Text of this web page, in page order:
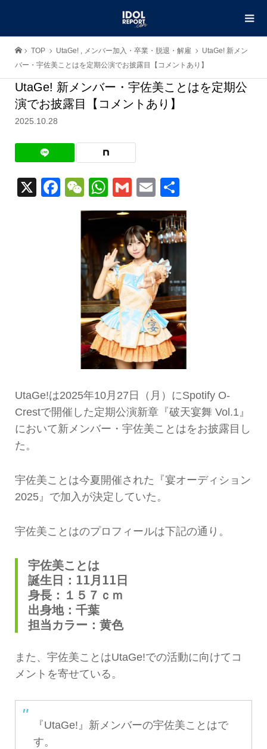
TOP UtaGe! , メンバー加入・卒業・脱退・解雇
UtaGe! 新メン
バー・宇佐美ことはを定期公演でお披露目【コメントあり】
UtaGe! 新メンバー・宇佐美ことはを定期公
演でお披露目【コメントあり】
2025.10.28
X Facebook
WeChat
WhatsApp
GmailEmail
有
UtaGe!は2025年10月27日（月）にSpotify O-
Crestで開催した定期公演新章『破天宴舞 Vol.1』
において新メンバー・宇佐美ことはをお披露目し
た。
宇佐美ことは今夏開催された『宴オーディション
2025』で加入が決定していた。
宇佐美ことはのプロフィールは下記の通り。
宇佐美ことは
誕生日：11月11日
身長：１５７ｃｍ
出身地：千葉
担当カラー：黄色
また、宇佐美ことはUtaGe!での活動に向けてコ
メントを寄せている。
『UtaGe!』新メンバーの宇佐美ことはで
す。